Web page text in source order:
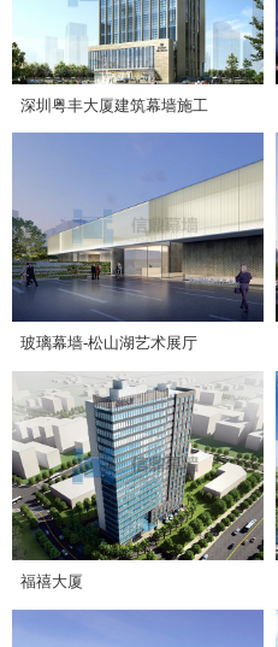
深圳粤丰大厦建筑幕墙施工
玻璃幕墙-松山湖艺术展厅
福禧大厦